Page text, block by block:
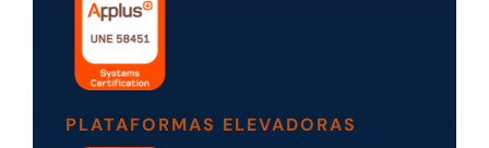
PLATAFORMAS ELEVADORAS